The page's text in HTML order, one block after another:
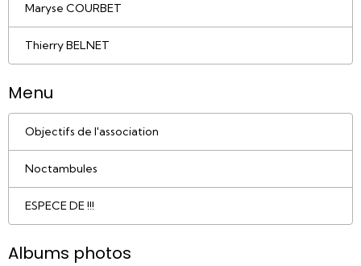
Maryse COURBET
Thierry BELNET
Menu
Objectifs de l'association
Noctambules
ESPECE DE !!!
Albums photos